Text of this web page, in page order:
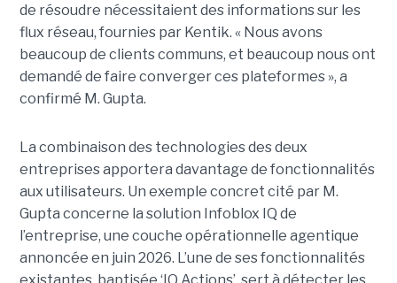
de résoudre nécessitaient des informations sur les
flux réseau, fournies par Kentik. « Nous avons
beaucoup de clients communs, et beaucoup nous ont
demandé de faire converger ces plateformes », a
confirmé M. Gupta.
La combinaison des technologies des deux
entreprises apportera davantage de fonctionnalités
aux utilisateurs. Un exemple concret cité par M.
Gupta concerne la solution Infoblox IQ de
l’entreprise, une couche opérationnelle agentique
annoncée en juin 2026. L’une de ses fonctionnalités